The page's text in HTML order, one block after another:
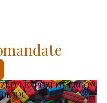
– EXPOZIȚIE LEGO®
JOC